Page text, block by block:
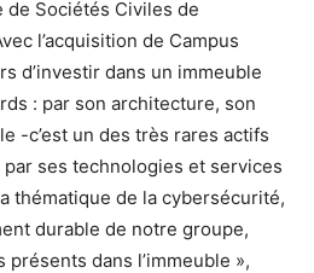
Sociétés Civiles de
l’acquisition de Campus
d’investir dans un immeuble
: par son architecture, son
-c’est un des très rares actifs
ses technologies et services
thématique de la cybersécurité,
durable de notre groupe,
dans l’immeuble »,